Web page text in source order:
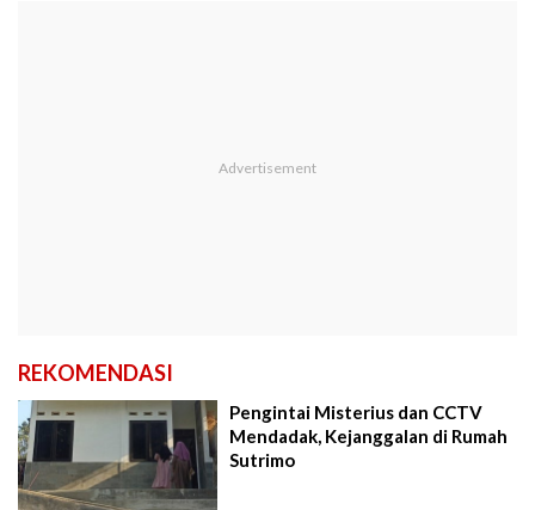
REKOMENDASI
Pengintai Misterius dan CCTV
Mendadak, Kejanggalan di Rumah
Sutrimo